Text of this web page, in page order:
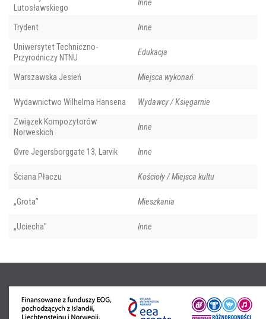
Lutosławskiego
Inne
Trydent Inne
Uniwersytet Techniczno-
Przyrodniczy NTNU
Edukacja
Warszawska Jesień Miejsca wykonań
Wydawnictwo Wilhelma Hansena Wydawcy / Księgarnie
Związek Kompozytorów
Norweskich
Inne
Øvre Jegersborggate 13, Larvik Inne
Ściana Płaczu Kościoły / Miejsca kultu
„Grota” Mieszkania
„Uciecha” Inne